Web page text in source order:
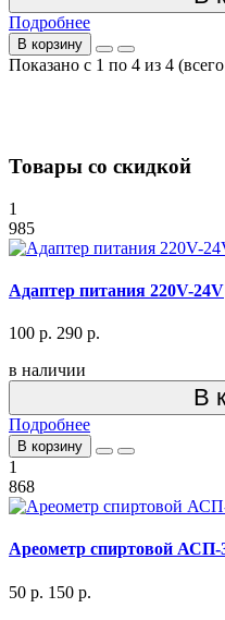
Подробнее
В корзину
Показано с 1 по 4 из 4
Товары со скидкой
1
985
Адаптер питания 220V-24V
100 р. 290 р.
в наличии
В
Подробнее
В корзину
1
868
Ареометр спиртовой АСП-
50 р. 150 р.